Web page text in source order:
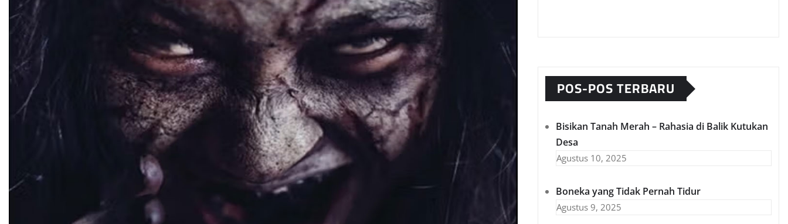
POS-POS TERBARU
Bisikan Tanah Merah – Rahasia di Balik Kutukan
Desa
Agustus 10, 2025
Boneka yang Tidak Pernah Tidur
Agustus 9, 2025